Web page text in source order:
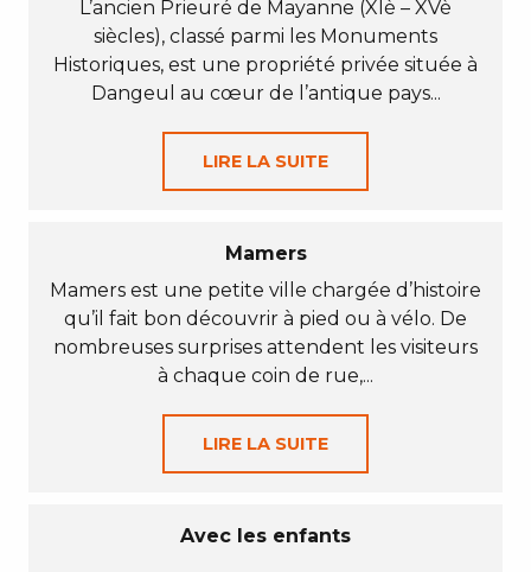
L’ancien Prieuré de Mayanne (XIè – XVè
siècles), classé parmi les Monuments
Historiques, est une propriété privée située à
Dangeul au cœur de l’antique pays...
LIRE LA SUITE
Mamers
Mamers est une petite ville chargée d’histoire
qu’il fait bon découvrir à pied ou à vélo. De
nombreuses surprises attendent les visiteurs
à chaque coin de rue,...
LIRE LA SUITE
Avec les enfants